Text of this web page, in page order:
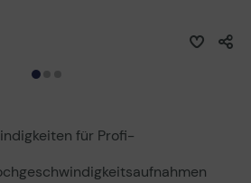
für Profi-